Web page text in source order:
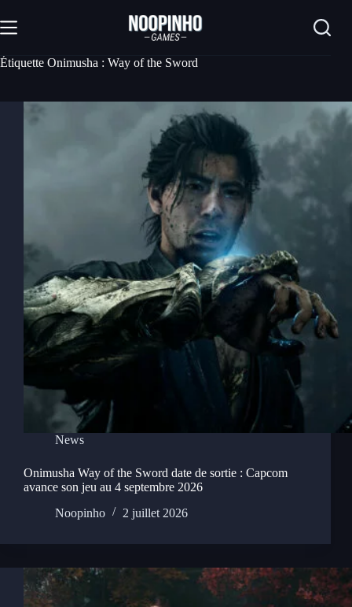
au
contenu
Étiquette Onimusha : Way of the Sword
News
Onimusha Way of the Sword date de sortie : Capcom
avance son jeu au 4 septembre 2026
Noopinho
2 juillet 2026